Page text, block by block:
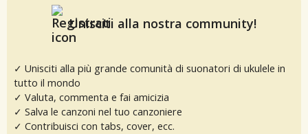
Unisciti alla nostra community!
✓ Unisciti alla più grande comunità di suonatori di ukulele in
tutto il mondo
✓ Valuta, commenta e fai amicizia
✓ Salva le canzoni nel tuo canzoniere
✓ Contribuisci con tabs, cover, ecc.